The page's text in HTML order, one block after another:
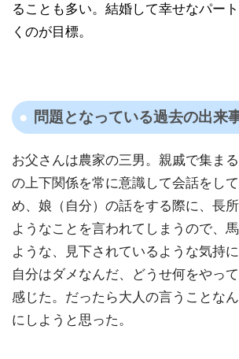
ることも多い。結婚して幸せなパー
くのが目標。
問題となっている過去の出来
お父さんは農家の三男。親戚で集ま
の上下関係を常に意識して会話をし
め、娘（自分）の話をする際に、長
ようなことを言われてしまうので、
ような、見下されているような気持に
自分はダメなんだ、どうせ何をやっ
感じた。だったら大人の言うことな
にしようと思った。